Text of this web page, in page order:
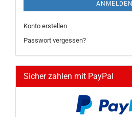
ANMELDEN
Konto erstellen
Passwort vergessen?
Sicher zahlen mit PayPal